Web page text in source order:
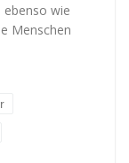
ebenso wie
Menschen